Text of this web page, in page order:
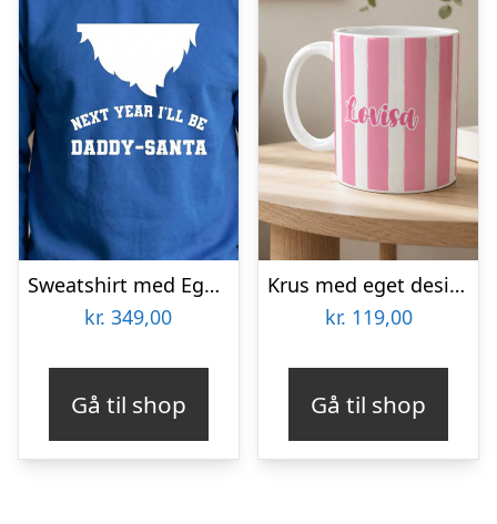
Sweatshirt med Egen Tekst – Julemotiv
kr. 349,00
Gå til shop
Krus med eget design – Striber
kr. 119,00
Gå til shop